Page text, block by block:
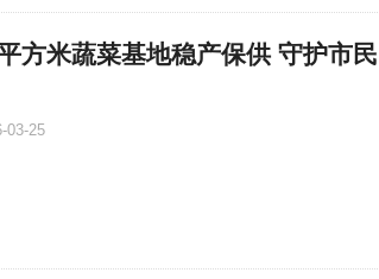
方米蔬菜基地稳产保供 守护市民
03-25